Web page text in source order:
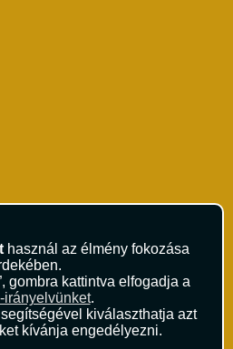
használ az élmény fokozása
gombra kattintva elfogadja a
irányelvünket.
kiválaszthatja azt
kívánja engedélyezni.
Feltételek
Feltételek